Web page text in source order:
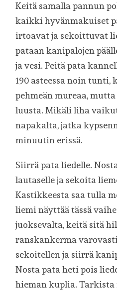
Keitä samalla pannun
kaikki hyvänmakuiset
irtoavat ja sekoittuvat
pataan kanipalojen
ja vesi. Peitä pata
190 asteessa noin tunti,
pehmeän mureaa,
luusta. Mikäli liha
napakalta, jatka
minuutin erissä.
Siirrä pata liedelle.
lautaselle ja sekoita
Kastikkeesta saa tulla
liemi näyttää tässä
juoksevalta, keitä sitä
ranskankerma
sekoitellen ja siirrä
Nosta pata heti pois
hieman kuplia. Tarkista